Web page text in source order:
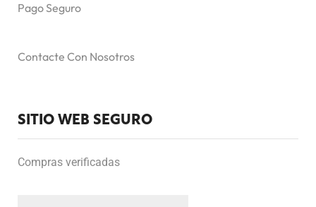
Pago Seguro
Contacte Con Nosotros
SITIO WEB SEGURO
Compras verificadas